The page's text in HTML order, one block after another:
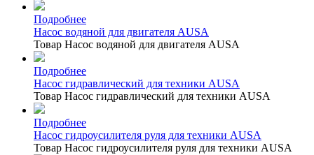
Подробнее
Насос водяной для двигателя AUSA
Товар Насос водяной для двигателя AUSA
Подробнее
Насос гидравлический для техники AUSA
Товар Насос гидравлический для техники AUSA
Подробнее
Насос гидроусилителя руля для техники AUSA
Товар Насос гидроусилителя руля для техники AUSA